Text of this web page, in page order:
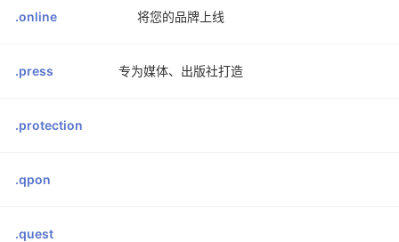
.online 将您的品牌上线
.press 专为媒体、出版社打造
.protection
.qpon
.quest